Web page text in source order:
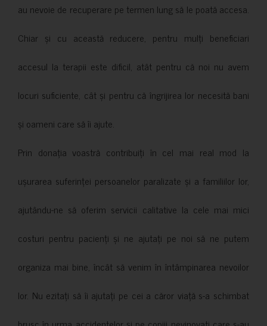
au nevoie de recuperare pe termen lung să le poată accesa.
Chiar și cu această reducere, pentru mulți beneficiari
accesul la terapii este dificil, atât pentru că noi nu avem
locuri suficiente, cât și pentru că îngrijirea lor necesită bani
și oameni care să îi ajute.
Prin donația voastră contribuiți în cel mai real mod la
ușurarea suferinței persoanelor paralizate și a familiilor lor,
ajutându-ne să oferim servicii calitative la cele mai mici
costuri pentru pacienți și ne ajutați pe noi să ne putem
organiza mai bine, încât să venim în întâmpinarea nevoilor
lor. Nu ezitați să îi ajutați pe cei a căror viață s-a schimbat